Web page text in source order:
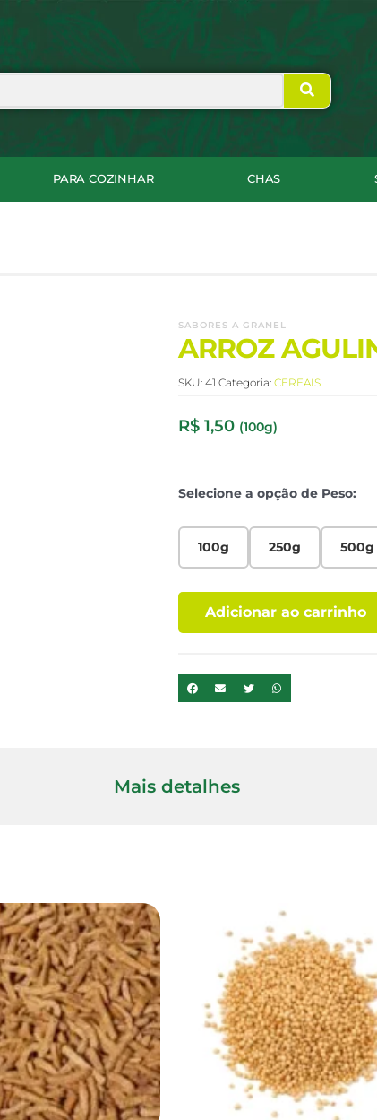
PARA COZINHAR CHAS
SABORES A GRANEL
ARROZ
SKU: 41 Categoria: CEREAIS
R$1,50 (100g)
Selecione a opção de Peso:
100g 250g 500g
Adicionar ao carrinho
Mais detalhes